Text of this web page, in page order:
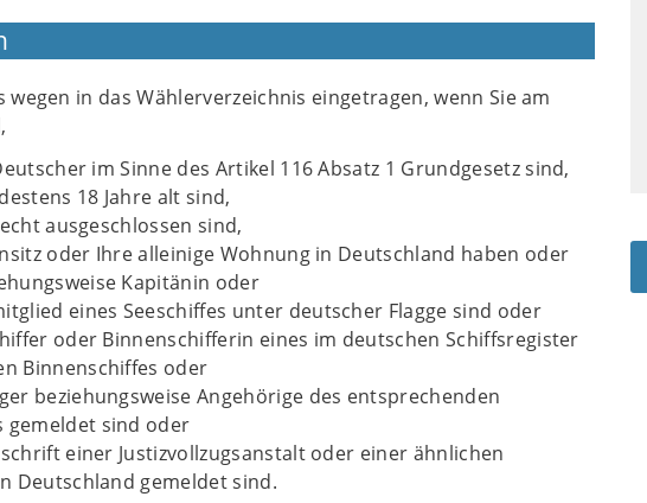
wegen in das Wählerverzeichnis eingetragen, wenn Sie am
im Sinne des Artikel 116 Absatz 1 Grundgesetz sind,
18 Jahre alt sind,
ausgeschlossen sind,
oder Ihre alleinige Wohnung in Deutschland haben oder
Kapitänin oder
eines Seeschiffes unter deutscher Flagge sind oder
oder Binnenschifferin eines im deutschen Schiffsregister
Binnenschiffes oder
beziehungsweise Angehörige des entsprechenden
gemeldet sind oder
einer Justizvollzugsanstalt oder einer ähnlichen
Deutschland gemeldet sind.